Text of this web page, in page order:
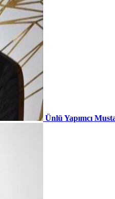
Ünlü Yapımcı